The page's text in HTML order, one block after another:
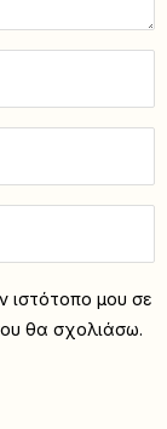
ιστότοπο μου σε
θα σχολιάσω.